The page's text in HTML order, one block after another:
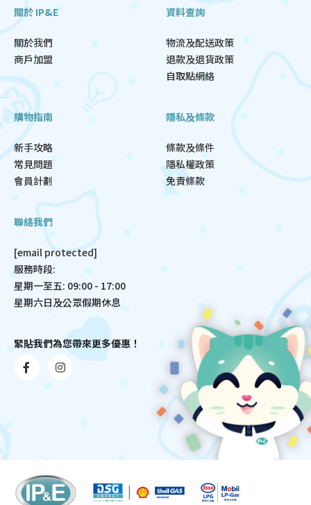
關於 IP&E
關於我們
商戶加盟
資料查詢
物流及配送政策
退款及退貨政策
自取點網絡
購物指南
新手攻略
常見問題
會員計劃
隱私及條款
條款及條件
隱私權政策
免責條款
聯絡我們
[email protected]
服務時段:
星期一至五: 09:00 - 17:00
星期六日及公眾假期休息
緊貼我們為您帶來更多優惠！